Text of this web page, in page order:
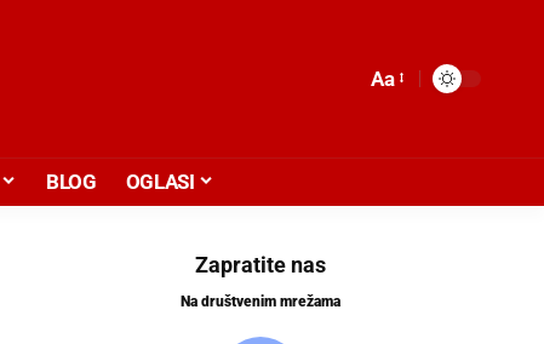
Aa
BLOG OGLASI
Zapratite nas
Na društvenim mrežama